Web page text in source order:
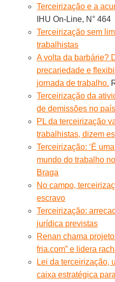
Terceirização e a
IHU On-Line, N° 464
Terceirização sem
trabalhistas
A volta da barbárie?
precariedade e
jornada de trabalho.
Terceirização da
de demissões no país
PL da terceirização
trabalhistas, dizem
Terceirização: ‘É
mundo do trabalho
Braga
No campo,
escravo
Terceirização:
jurídica previstas
Renan chama
fria.com” e lidera
Lei da terceirização,
caixa estratégica